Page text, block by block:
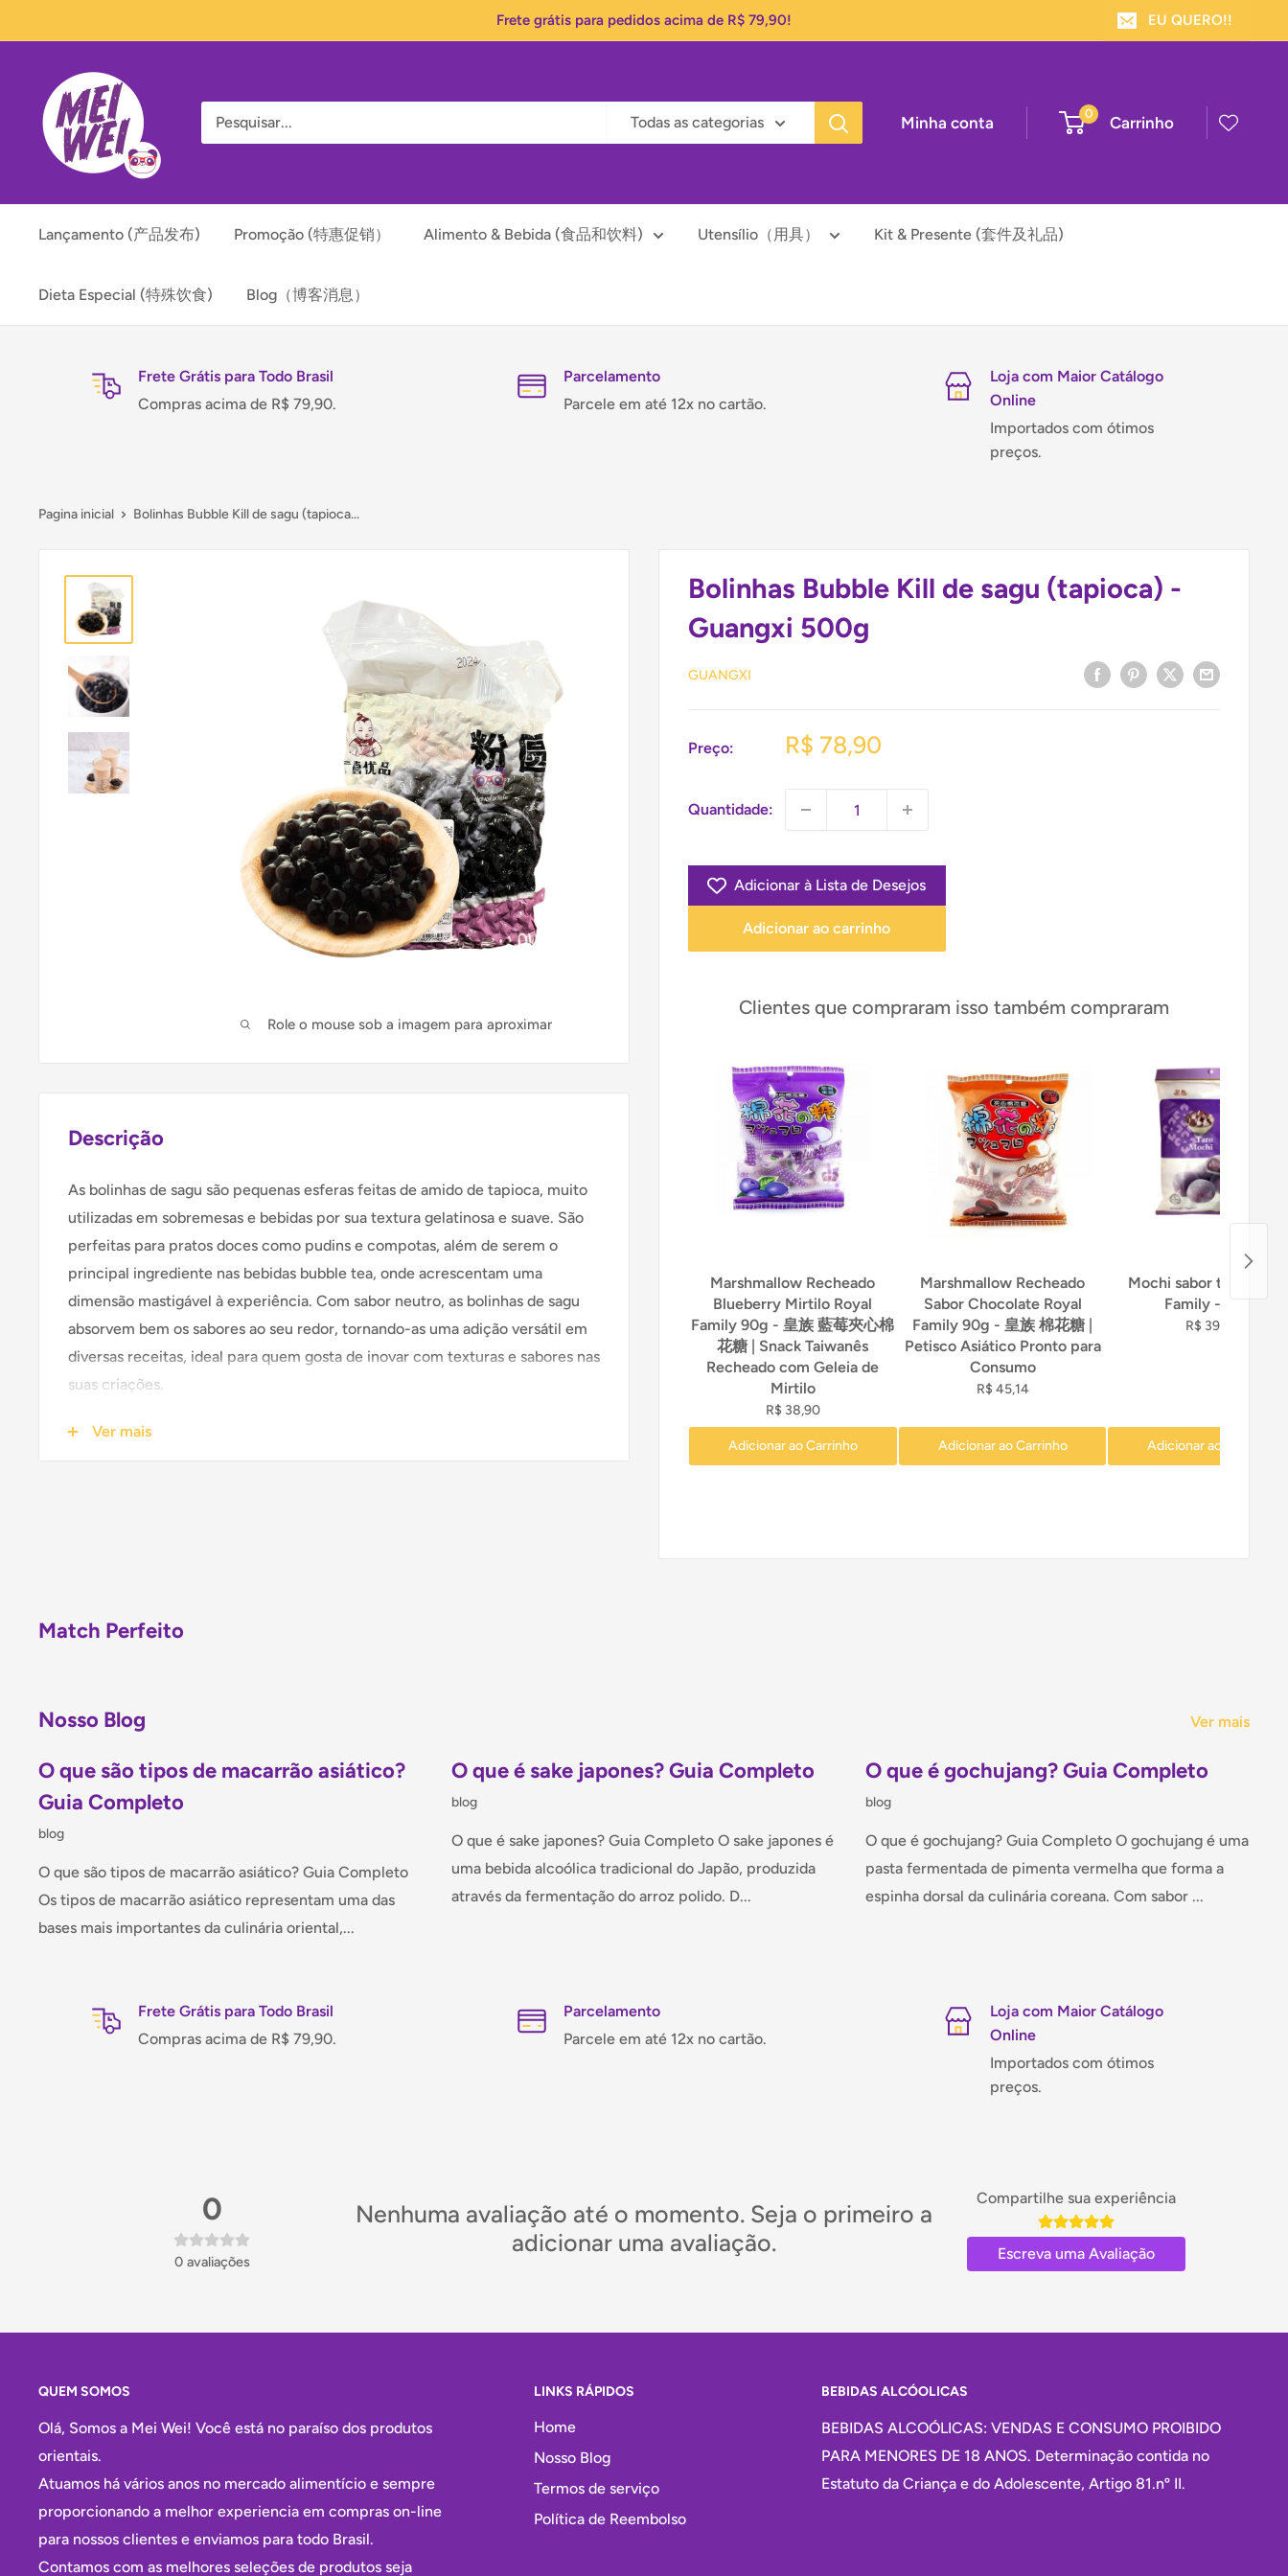
para
conteúdo
Frete grátis para pedidos acima de R$ 79,90! EU QUERO!!
Wei
Todas as categorias
Minha conta 0 Carrinho
Lançamento (产品发布) Promoção (特惠促销） Alimento & Bebida (食品和饮料) Utensílio（用具） Kit & Presente (套件及礼品)
Dieta Especial (特殊饮食) Blog（博客消息）
Frete Grátis para Todo Brasil
Compras acima de R$ 79,90.
Parcelamento
Parcele em até 12x no cartão.
Loja com Maior Catálogo
Online
Importados com ótimos
preços.
Pagina inicial Bolinhas Bubble Kill de sagu (tapioca...
Role o mouse sob a imagem para aproximar
Bolinhas Bubble Kill de sagu (tapioca) -
Guangxi 500g
GUANGXI
Preço:
Preço
R$ 78,90
Quantidade:
Adicionar à Lista de Desejos
Adicionar ao carrinho
Clientes que compraram isso também compraram
Marshmallow Recheado
Blueberry Mirtilo Royal
Family 90g - 皇族 藍莓夾心棉
花糖 | Snack Taiwanês
Recheado com Geleia de
Mirtilo
R$ 38,90
Adicionar ao Carrinho
Marshmallow Recheado
Sabor Chocolate Royal
Family 90g - 皇族 棉花糖 |
Petisco Asiático Pronto para
Consumo
R$ 45,14
Adicionar ao Carrinho
Mochi sabor taro -
Family - 120g
R$ 39,90
Adicionar ao Carrinho
Descrição
As bolinhas de sagu são pequenas esferas feitas de amido de tapioca, muito
utilizadas em sobremesas e bebidas por sua textura gelatinosa e suave. São
perfeitas para pratos doces como pudins e compotas, além de serem o
principal ingrediente nas bebidas bubble tea, onde acrescentam uma
dimensão mastigável à experiência. Com sabor neutro, as bolinhas de sagu
absorvem bem os sabores ao seu redor, tornando-as uma adição versátil em
diversas receitas, ideal para quem gosta de inovar com texturas e sabores nas
suas criações.
Armazenar em local fresco e arejado.
Ver mais
Match Perfeito
Nosso Blog Ver mais
O que são tipos de macarrão asiático?
Guia Completo
blog
O que são tipos de macarrão asiático? Guia Completo
Os tipos de macarrão asiático representam uma das
bases mais importantes da culinária oriental,...
O que é sake japones? Guia Completo
blog
O que é sake japones? Guia Completo O sake japones é
uma bebida alcoólica tradicional do Japão, produzida
através da fermentação do arroz polido. D...
O que é gochujang? Guia Completo
blog
O que é gochujang? Guia Completo O gochujang é uma
pasta fermentada de pimenta vermelha que forma a
espinha dorsal da culinária coreana. Com sabor ...
Frete Grátis para Todo Brasil
Compras acima de R$ 79,90.
Parcelamento
Parcele em até 12x no cartão.
Loja com Maior Catálogo
Online
Importados com ótimos
preços.
0
0 avaliações
Nenhuma avaliação até o momento. Seja o primeiro a
adicionar uma avaliação.
Compartilhe sua experiência
Escreva uma Avaliação
QUEM SOMOS
Olá, Somos a Mei Wei! Você está no paraíso dos produtos
orientais.
Atuamos há vários anos no mercado alimentício e sempre
proporcionando a melhor experiencia em compras on-line
para nossos clientes e enviamos para todo Brasil.
Contamos com as melhores seleções de produtos seja
LINKS RÁPIDOS
Home
Nosso Blog
Termos de serviço
Política de Reembolso
BEBIDAS ALCÓOLICAS
BEBIDAS ALCOÓLICAS: VENDAS E CONSUMO PROIBIDO
PARA MENORES DE 18 ANOS. Determinação contida no
Estatuto da Criança e do Adolescente, Artigo 81.nº II.